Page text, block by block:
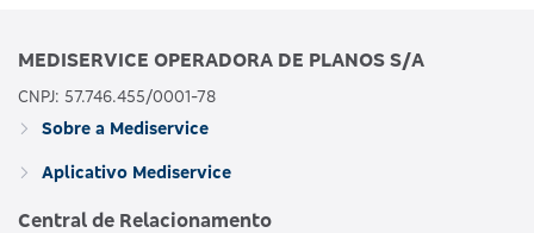
MEDISERVICE OPERADORA DE PLANOS S/A
CNPJ: 57.746.455/0001-78
Sobre a Mediservice
Aplicativo Mediservice
Central de Relacionamento